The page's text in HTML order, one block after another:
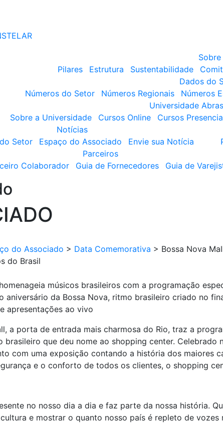
Sobre
Pilares
Estrutura Sustentabilidade
Dados do
Números do Setor
Números Regionais Números
Universidade
Sobre a Universidade
Cursos Online Cursos
Notícias
Setor
Espaço do Associado Envie sua Notícia
Parceiros
Colaborador
Guia de Fornecedores Guia de
do Associado > Data Comemorativa > Bossa Nova
do Brasil
músicos brasileiros com a programação
aniversário da Bossa Nova, ritmo brasileiro criado no
apresentações ao vivo
a porta de entrada mais charmosa do Rio, traz a
brasileiro que deu nome ao shopping center.
com uma exposição contando a história dos maiores
e o conforto de todos os clientes, o shopping
no nosso dia a dia e faz parte da nossa história.
e mostrar o quanto nosso país é repleto de